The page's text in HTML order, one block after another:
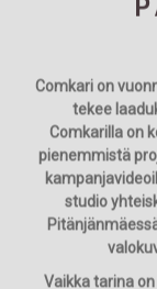
Comkari on
tekee
Comkarilla on
pienemmistä
studio
Vaikka tarina